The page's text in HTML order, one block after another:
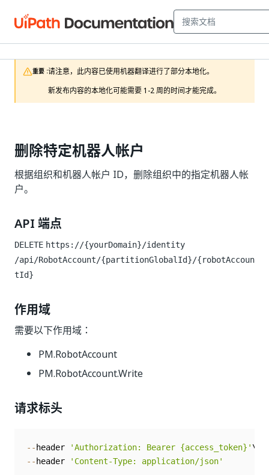
重要 :请注意，此内容已使用机器翻译进行了部分本地化。
新发布内容的本地化可能需要 1-2 周的时间才能完成。
删除特定机器人帐户
根据组织和机器人帐户 ID，删除组织中的指定机器人帐
户。
API 端点
DELETE https://{yourDomain}/identity
/api/RobotAccount/{partitionGlobalId}/{robotAccoun
tId}
作用域
需要以下作用域：
PM.RobotAccount
PM.RobotAccount.Write
请求标头
-- header 'Authorization: Bearer {access_token}'
-- header 'Content-Type: application/json'